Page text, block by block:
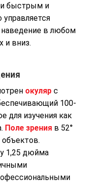
быстрым и
наведение в любом
и вниз.
окуляр с
100-
для изучения как
Поле зрения в 52°
1,25 дюйма